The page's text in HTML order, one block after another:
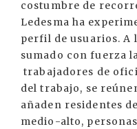
costumbre de
Ledesma ha
perfil de usuarios. A
sumado con fuerza
trabajadores de
del trabajo, se
añaden residentes
medio-alto,